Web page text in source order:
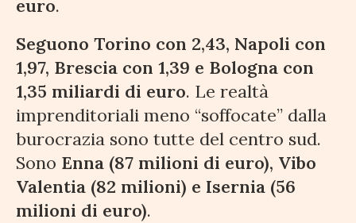
euro.
Seguono Torino con 2,43, Napoli con
1,97, Brescia con 1,39 e Bologna con
1,35 miliardi di euro. Le realtà
imprenditoriali meno “soffocate” dalla
burocrazia sono tutte del centro sud.
Sono Enna (87 milioni di euro), Vibo
Valentia (82 milioni) e Isernia (56
milioni di euro).